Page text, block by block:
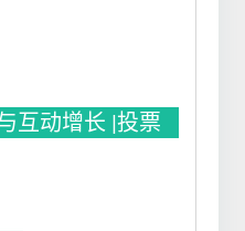
互动增长 |投票